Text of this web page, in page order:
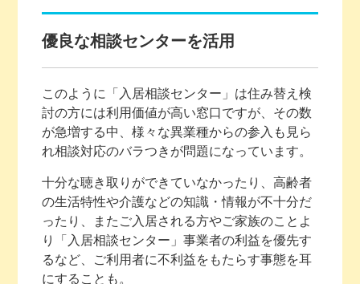
優良な相談センターを活用
このように「入居相談センター」は住み替え検
討の方には利用価値が高い窓口ですが、その数
が急増する中、様々な異業種からの参入も見ら
れ相談対応のバラつきが問題になっています。
十分な聴き取りができていなかったり、高齢者
の生活特性や介護などの知識・情報が不十分だ
ったり、またご入居される方やご家族のことよ
り「入居相談センター」事業者の利益を優先す
るなど、ご利用者に不利益をもたらす事態を耳
にすることも。